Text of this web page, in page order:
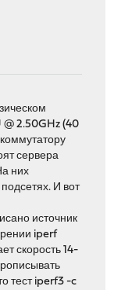
@ 2.50GHz (40
сервера
них
И вот
источник
iperf
скорость 14-
тест iperf3 -c